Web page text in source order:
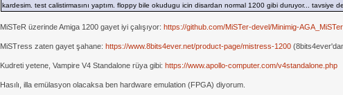
kardesim. test calistirmasını yaptım. floppy bile okudugu icin disardan normal 1200 gibi duruyor... tavsiye
MiSTeR üzerinde Amiga 1200 gayet iyi çalışıyor: https://github.com/MiSTer-devel/Minimig-AGA_MiSTer
MiSTress zaten gayet şahane: https://www.8bits4ever.net/product-page/mistress-1200
Kudreti yetene, Vampire V4 Standalone rüya gibi: https://www.apollo-computer.com/v4standalone.php
Hasılı, illa emülasyon olacaksa ben hardware emulation (FPGA) diyorum.